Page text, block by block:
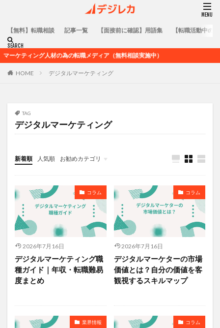
【無料】転職相談 記事一覧 【面接前に確認】用語集 【転職活動中の
ティング人材の為の転職メディア（無料相談実施中）
HOME デジタルマーケティング
TAG
デジタルマーケティング
新着順 人気順 お勧めカテゴリ
コラム
用語集
転職活動全般に関するノウハウ
業界未経験者向けのキャリア記事
業界在籍者向けのキャリア記事
求人企業情報
コラム
2026年7月16日
デジタルマーケティング職
種ガイド｜年収・転職難易
度まとめ
コラム
2026年7月16日
デジタルマーケターの市場
価値とは？自分の価値を客
観視するスキルマップ
業界情報 コラム